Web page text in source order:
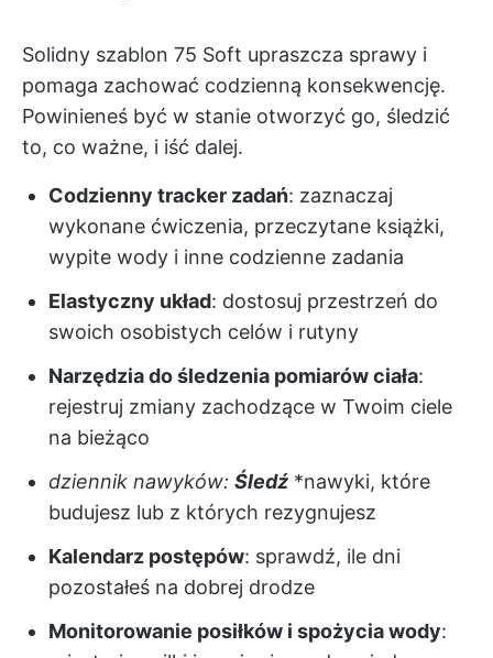
Solidny szablon 75 Soft upraszcza sprawy i
pomaga zachować codzienną konsekwencję.
Powinieneś być w stanie otworzyć go, śledzić
to, co ważne, i iść dalej.
Codzienny tracker zadań: zaznaczaj
wykonane ćwiczenia, przeczytane książki,
wypite wody i inne codzienne zadania
Elastyczny układ: dostosuj przestrzeń do
swoich osobistych celów i rutyny
Narzędzia do śledzenia pomiarów ciała:
rejestruj zmiany zachodzące w Twoim ciele
na bieżąco
dziennik nawyków: Śledź *nawyki, które
budujesz lub z których rezygnujesz
Kalendarz postępów: sprawdź, ile dni
pozostałeś na dobrej drodze
Monitorowanie posiłków i spożycia wody: